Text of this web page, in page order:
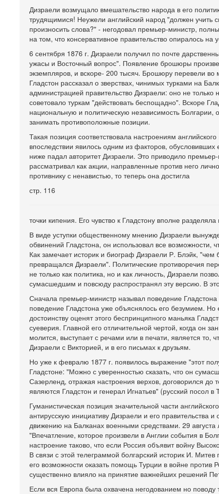
Дизраели возмущало вмешательство народа в его
трудящимися! Неужели английский народ "должен учить
произносить слова?" - негодовал премьер-министр,
на том, что консервативное правительство опиралось
6 сентября 1876 г. Дизраели получил по почте
ужасы и Восточный вопрос". Появление брошюры
экземпляров, и вскоре- 200 тысяч. Брошюру перевели
Гладстон рассказал о зверствах, чинимых турками на
администрацией правительство Дизраели: оно не
советовало туркам "действовать беспощадно". Вскоре
национальную и политическую независимость Болгарии,
занимать противоположные позиции.
Такая позиция соответствовала настроениям
впоследствии явилось одним из факторов,
ниже падал авторитет Дизраели. Это приводило
рассматривал как акции, направленные против него
противнику с ненавистью, то теперь она достигла
стр. 116
точки кипения. Его чувство к Гладстону вполне
В виде уступки общественному мнению Дизраели
обвинений Гладстона, он использовал все возможности,
Как замечает историк и биограф Дизраели Р. Блэйк,
превращался Дизраели". Политические противоречия
не только как политика, но и как личность, Дизраели
сумасшедшим и повсюду распространял эту версию. В
Сначала премьер-министр называл поведение
поведение Гладстона уже объяснялось его безумием.
достоинству оценят этого беспринципного маньяка
суеверия. Главной его отличительной чертой, когда он
молится, выступает с речами или в печати, является то,
Дизраели с Викторией, и в его письмах к друзьям.
Но уже к февралю 1877 г. появилось выражение "этот
Гладстоне: "Можно с уверенностью сказать, что он
Сазерленд, отражая настроения верхов, договорился до
являются Гладстон и генерал Игнатьев" (русский посол в
Гуманистическая позиция значительной части
антирусскую инициативу Дизраели и его правительства
движению на Балканах военными средствами. 29
"Впечатление, которое произвели в Англии события в
настроение таково, что если Россия объявит войну
В связи с этой телеграммой болгарский историк И.
его возможности оказать помощь Турции в войне против
существенно влияло на принятие важнейших решений
Если вся Европа была охвачена негодованием но